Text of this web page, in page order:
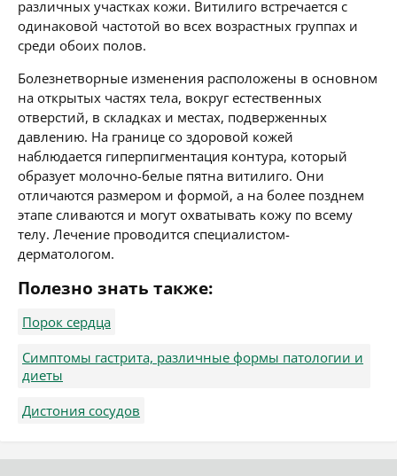
различных участках кожи. Витилиго встречается с
одинаковой частотой во всех возрастных группах и
среди обоих полов.
Болезнетворные изменения расположены в основном
на открытых частях тела, вокруг естественных
отверстий, в складках и местах, подверженных
давлению. На границе со здоровой кожей
наблюдается гиперпигментация контура, который
образует молочно-белые пятна витилиго. Они
отличаются размером и формой, а на более позднем
этапе сливаются и могут охватывать кожу по всему
телу. Лечение проводится специалистом-
дерматологом.
Полезно знать также:
Порок сердца
Симптомы гастрита, различные формы патологии и
диеты
Дистония сосудов